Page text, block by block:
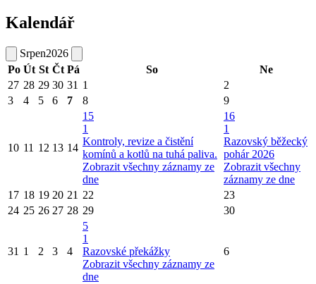
Kalendář
Srpen2026
Po Út St Čt Pá So
Ne
27 28 29 30 31 1
2
3
4 5 6 7 8 9
10 11 12 13 14
15
1
Kontroly, revize a čistění
komínů a kotlů na tuhá paliva.
Zobrazit všechny záznamy ze
dne
16
1
Razovský běžecký
pohár 2026
Zobrazit všechny
záznamy ze dne
17 18 19 20 21 22
23
24 25 26 27 28 29 30
31 1 2 3 4
5
1
Razovské překážky
Zobrazit všechny záznamy ze
dne
6